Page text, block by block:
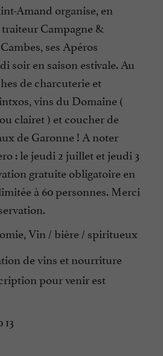
Amand organise, en
Campagne &
ses Apéros
soir en saison estivale. Au
de charcuterie et
vins du Domaine (
clairet ) et coucher de
de Garonne ! A noter
: le jeudi 2 juillet et jeudi 3
gratuite obligatoire en
à 60 personnes. Merci
Vin / bière / spiritueux
de vins et nourriture
pour venir est
13